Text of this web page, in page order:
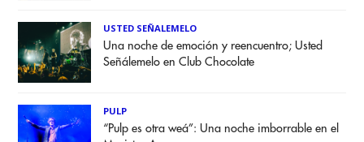
USTED SEÑALEMELO
Una noche de emoción y reencuentro; Usted
Señálemelo en Club Chocolate
PULP
“Pulp es otra weá”: Una noche imborrable en el